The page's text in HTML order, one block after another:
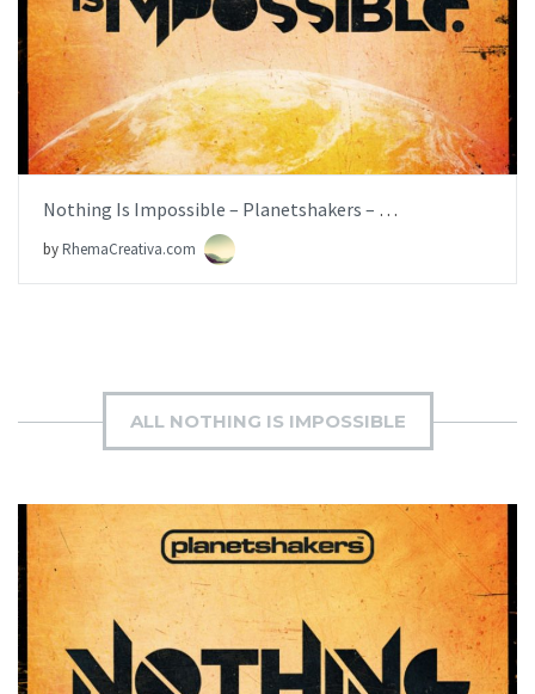
ITEM PRICE:$6.99
Nothing Is Impossible – Planetshakers – [iglesia.local]
byRhemaCreativa.com
ALL NOTHING IS IMPOSSIBLE